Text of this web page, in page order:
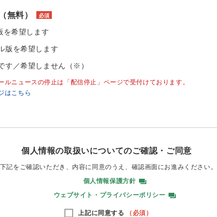
無料） 必須
を希望します
版を希望します
す／希望しません（※）
ニュースの停止は「配信停止」ページで受付けております。
はこちら
個人情報の取扱いについてのご確認・ご同意
下記をご確認いただき、内容に同意のうえ、 確認画面にお進みください。
個人情報保護方針
ウェブサイト・プライバシーポリシー
上記に同意する （必須）